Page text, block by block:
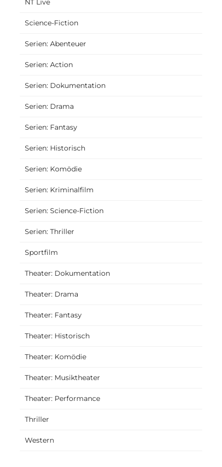
NT Live
Science-Fiction
Serien: Abenteuer
Serien: Action
Serien: Dokumentation
Serien: Drama
Serien: Fantasy
Serien: Historisch
Serien: Komödie
Serien: Kriminalfilm
Serien: Science-Fiction
Serien: Thriller
Sportfilm
Theater: Dokumentation
Theater: Drama
Theater: Fantasy
Theater: Historisch
Theater: Komödie
Theater: Musiktheater
Theater: Performance
Thriller
Western